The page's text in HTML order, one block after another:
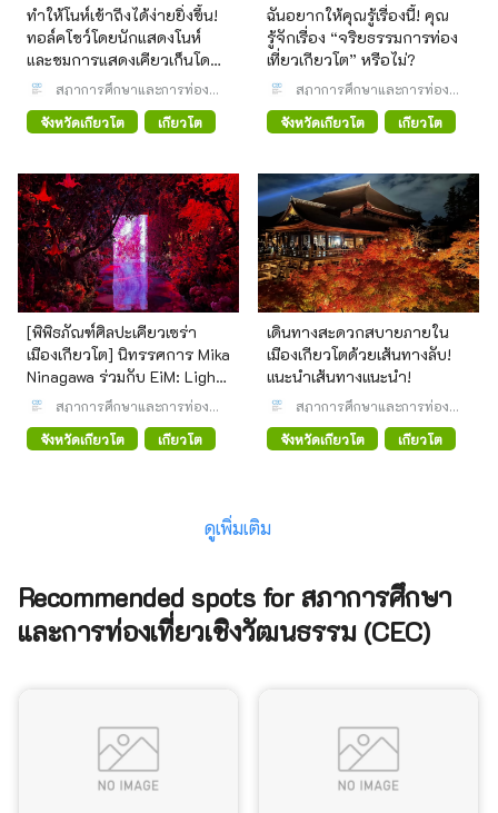
ทำให้โนห์เข้าถึงได้ง่ายยิ่งขึ้น!
ทอล์คโชว์โดยนักแสดงโนห์
และชมการแสดงเคียวเก็นโดย
ชาวเมืองสภาการศึกษาและการท่อง
จังหวัดเกียวโต
เกียวโต
ฉันอยากให้คุณรู้เรื่องนี้! คุณ
รู้จักเรื่อง “จริยธรรมการท่อง
เที่ยวเกียวโต” หรือไม่?
สภาการศึกษาและการท่อง
จังหวัดเกียวโต
เกียวโต
[พิพิธภัณฑ์ศิลปะเคียวเซร่า
เมืองเกียวโต] นิทรรศการ Mika
Ninagawa ร่วมกับ EiM: Light
of the Higan, Shadow of
สภาการศึกษาและการท่อง
จังหวัดเกียวโต
เกียวโต
เดินทางสะดวกสบายภายใน
เมืองเกียวโตด้วยเส้นทางลับ!
แนะนำเส้นทางแนะนำ!
สภาการศึกษาและการท่อง
จังหวัดเกียวโต
เกียวโต
ดูเพิ่มเติม
Recommended spots for สภาการศึกษา
และการท่องเที่ยวเชิงวัฒนธรรม (CEC)